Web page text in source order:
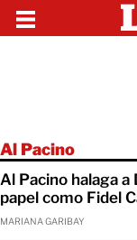
Al Pacino
Al Pacino halaga
papel como Fidel
MARIANA GARIBAY